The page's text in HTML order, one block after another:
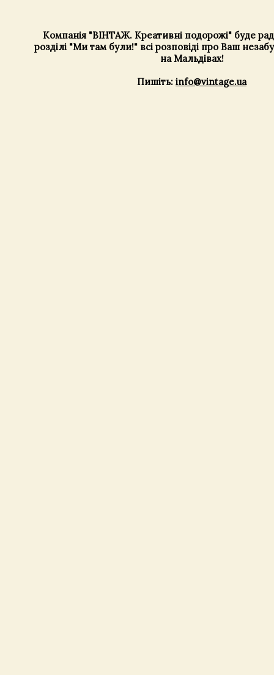
Компанія "ВІНТАЖ. Креативні подорожі" буде
розділі "Ми там були!" всі розповіді про Ваш
на Мальдівах!
Пишіть: info@vintage.ua